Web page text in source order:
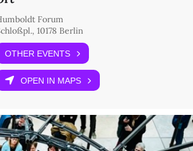
im weitesten Sinne. Ihr jüngstes
wie ihr Filmessay über Erinnerungskultur und
ist Mitbegründerin und Vorstandsmitglied von
Gesellschaft arbeitet. Priya ist außerdem
für verschiedene Institutionen konzipiert und
Loos
Forum
10178 Berlin
OTHER EVENTS
OPEN IN MAPS